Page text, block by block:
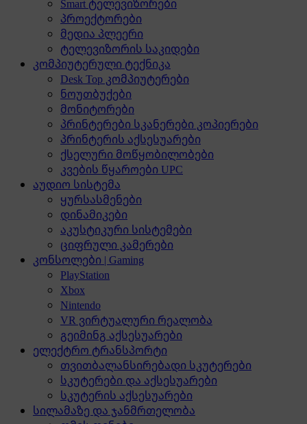
Smart ტელევიზორები
პროექტორები
მედია პლეერი
ტელევიზორის საკიდები
კომპიუტერული ტექნიკა
Desk Top კომპიუტერები
ნოუთბუქები
მონიტორები
პრინტერები სკანერები კოპიერები
პრინტერის აქსესუარები
ქსელური მოწყობილობები
კვების წყაროები UPC
აუდიო სისტემა
ყურსასმენები
დინამიკები
აკუსტიკური სისტემები
ციფრული კამერები
კონსოლები | Gaming
PlayStation
Xbox
Nintendo
VR ვირტუალური რეალობა
გეიმინგ აქსესუარები
ელექტრო ტრანსპორტი
თვითბალანსირებადი სკუტერები
სკუტერები და აქსესუარები
სკუტერის აქსესუარები
სილამაზე და ჯანმრთელობა